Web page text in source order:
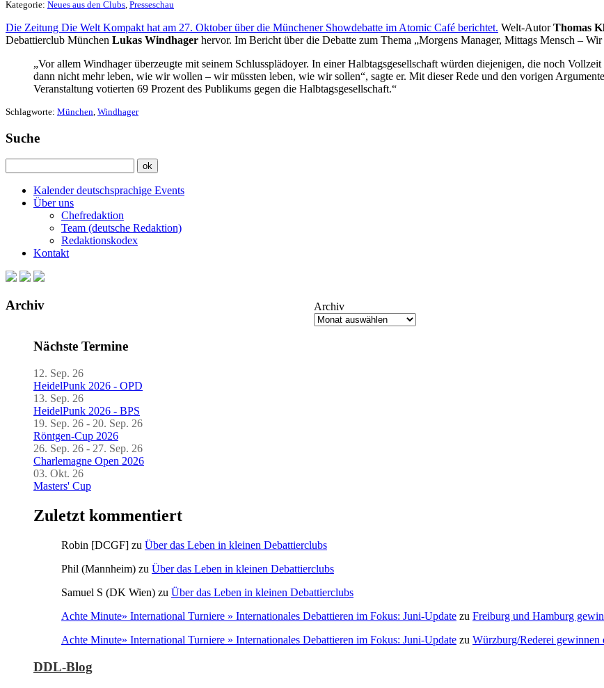
Kategorie: Neues aus den Clubs Presseschau
Die Zeitung Die Welt Kompakt hat am 27. Oktober über die Münchener Showdebatte im Atomic Café berichtet. Welt-AutorThomas
Debattierclub München Lukas Windhager hervor. Im Bericht über die Debatte zum Thema „Morgens Manager, Mittags Mensch –
„Vor allem Windhager überzeugte mit seinem Schlussplädoyer. In einer Halbtagsgesellschaft würden diejenigen, die noch
dann nicht mehr leben, wie wir wollen – wir müssten leben, wie wir sollen“, sagte er. Mit dieser Rede und den vorigen
Veranstaltung votierten 69 Prozent des Publikums gegen die Halbtagsgesellschaft.“
Schlagworte: München Windhager
Suche
Kalender deutschsprachige Events
Über uns
Chefredaktion
Team (deutsche Redaktion)
Redaktionskodex
Kontakt
Archiv Archiv
Nächste Termine
12. Sep. 26
HeidelPunk 2026 - OPD
13. Sep. 26
HeidelPunk 2026 - BPS
19. Sep. 26 - 20. Sep. 26
Röntgen-Cup 2026
26. Sep. 26 - 27. Sep. 26
Charlemagne Open 2026
03. Okt. 26
Masters' Cup
Zuletzt kommentiert
Robin [DCGF] zu Über das Leben in kleinen Debattierclubs
Phil (Mannheim) zu Über das Leben in kleinen Debattierclubs
Samuel S (DK Wien) zu Über das Leben in kleinen Debattierclubs
Achte Minute» International Turniere » Internationales Debattieren im Fokus: Juni-Update zu Freiburg und Hamburg
Achte Minute» International Turniere » Internationales Debattieren im Fokus: Juni-Update zu Würzburg/Rederei
DDL-Blog